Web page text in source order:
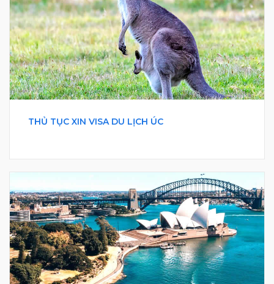
THỦ TỤC XIN VISA DU LỊCH ÚC